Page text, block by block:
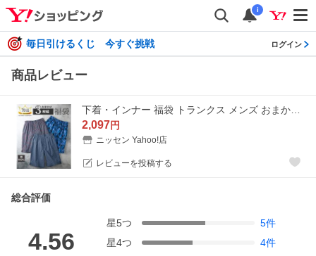
i
毎日引けるくじ 今すぐ挑戦 ログイン
商品レビュー
2,097円
ニッセン Yahoo!店
レビューを投稿する
総合評価
4.56
星5つ 5件
星4つ 4件